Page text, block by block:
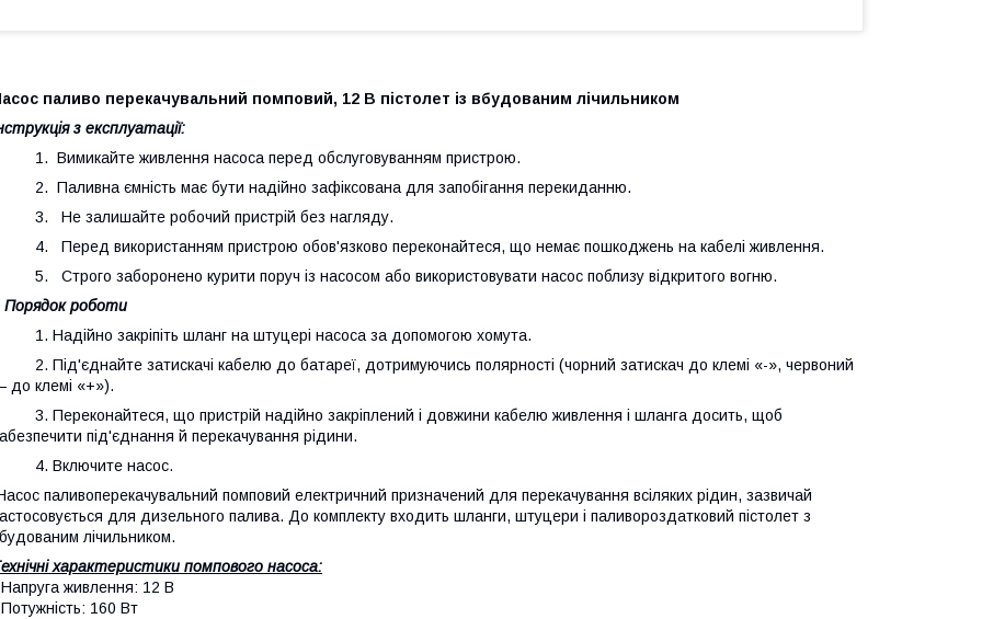
паливо перекачувальний помповий, 12 В пістолет із вбудованим лічильником
з експлуатації:
​1. Вимикайте живлення насоса перед обслуговуванням пристрою.
2. Паливна ємність має бути надійно зафіксована для запобігання перекиданню.
3. Не залишайте робочий пристрій без нагляду.
4. Перед використанням пристрою обов'язково переконайтеся, що немає пошкоджень на кабелі живлення.
5. Строго заборонено курити поруч із насосом або використовувати насос поблизу відкритого вогню.
Порядок роботи
1. Надійно закріпіть шланг на штуцері насоса за допомогою хомута.
2. Під'єднайте затискачі кабелю до батареї, дотримуючись полярності (чорний затискач до клемі «-», червоний
до клемі «+»).
3. Переконайтеся, що пристрій надійно закріплений і довжини кабелю живлення і шланга досить, щоб
під'єднання й перекачування рідини.
4. Включите насос.
паливоперекачувальний помповий електричний призначений для перекачування всіляких рідин, зазвичай
для дизельного палива. До комплекту входить шланги, штуцери і паливороздатковий пістолет з
лічильником.
характеристики помпового насоса:
живлення: 12 В
160 Вт